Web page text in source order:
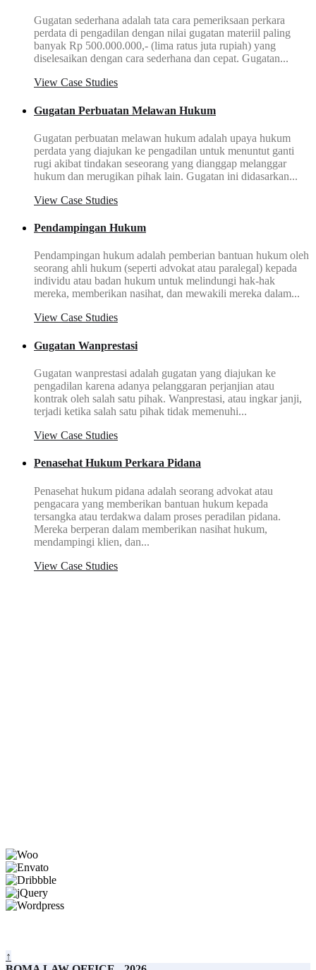
Gugatan sederhana adalah tata cara pemeriksaan perkara
perdata di pengadilan dengan nilai gugatan materiil paling
banyak Rp 500.000.000,- (lima ratus juta rupiah) yang
diselesaikan dengan cara sederhana dan cepat. Gugatan...
View Case Studies
Gugatan Perbuatan Melawan Hukum
Gugatan perbuatan melawan hukum adalah upaya hukum
perdata yang diajukan ke pengadilan untuk menuntut ganti
rugi akibat tindakan seseorang yang dianggap melanggar
hukum dan merugikan pihak lain. Gugatan ini didasarkan...
View Case Studies
Pendampingan Hukum
Pendampingan hukum adalah pemberian bantuan hukum oleh
seorang ahli hukum (seperti advokat atau paralegal) kepada
individu atau badan hukum untuk melindungi hak-hak
mereka, memberikan nasihat, dan mewakili mereka dalam...
View Case Studies
Gugatan Wanprestasi
Gugatan wanprestasi adalah gugatan yang diajukan ke
pengadilan karena adanya pelanggaran perjanjian atau
kontrak oleh salah satu pihak. Wanprestasi, atau ingkar janji,
terjadi ketika salah satu pihak tidak memenuhi...
View Case Studies
Penasehat Hukum Perkara Pidana
Penasehat hukum pidana adalah seorang advokat atau
pengacara yang memberikan bantuan hukum kepada
tersangka atau terdakwa dalam proses peradilan pidana.
Mereka berperan dalam memberikan nasihat hukum,
mendampingi klien, dan...
View Case Studies
↑